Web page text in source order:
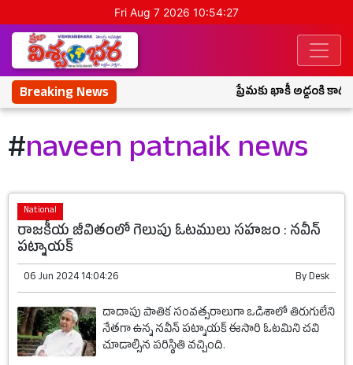
Fri Aug 7 2026 10:54:27
Breaking News ప్రేమకు ఖాకీ అడ్డంకి
#naveen patnaik news
National
రాజకీయ జీవితంలో గెలుపు ఓటములు సహజం : నవీన్
పట్నాయక్
06 Jun 2024 14:04:26 ByDesk
దాదాపు పాతిక సంవత్సరాలుగా ఒడిశాలో తిరుగులేని
నేతగా ఉన్న నవీన్ పట్నాయక్ ఈసారి ఓటమిని చవి
చూడాల్సిన పరిస్థితి వచ్చింది.